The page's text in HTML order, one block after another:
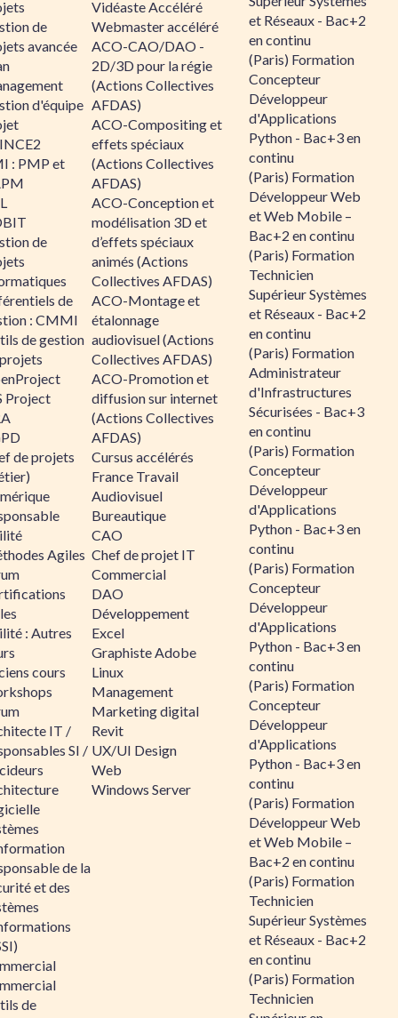
de
avancée
d'équipe
: PMP et
de
de
: CMMI
de gestion
Project
de projets
Agiles
: Autres
cours
IT /
SI /
de la
et des
de
Vidéaste Accéléré
Webmaster accéléré
ACO-CAO/DAO -
2D/3D pour la régie
(Actions Collectives
AFDAS)
ACO-Compositing et
effets spéciaux
(Actions Collectives
AFDAS)
ACO-Conception et
modélisation 3D et
d’effets spéciaux
animés (Actions
Collectives AFDAS)
ACO-Montage et
étalonnage
audiovisuel (Actions
Collectives AFDAS)
ACO-Promotion et
diffusion sur internet
(Actions Collectives
AFDAS)
Cursus accélérés
France Travail
Audiovisuel
Bureautique
CAO
Chef de projet IT
Commercial
DAO
Développement
Excel
Graphiste Adobe
Linux
Management
Marketing digital
Revit
UX/UI Design
Web
Windows Server
et Réseaux - Bac+2
en continu
(Paris) Formation
Concepteur
Développeur
d'Applications
Python - Bac+3 en
continu
(Paris) Formation
Développeur Web
et Web Mobile –
Bac+2 en continu
(Paris) Formation
Technicien
Supérieur Systèmes
et Réseaux - Bac+2
en continu
(Paris) Formation
Administrateur
d'Infrastructures
Sécurisées - Bac+3
en continu
(Paris) Formation
Concepteur
Développeur
d'Applications
Python - Bac+3 en
continu
(Paris) Formation
Concepteur
Développeur
d'Applications
Python - Bac+3 en
continu
(Paris) Formation
Concepteur
Développeur
d'Applications
Python - Bac+3 en
continu
(Paris) Formation
Développeur Web
et Web Mobile –
Bac+2 en continu
(Paris) Formation
Technicien
Supérieur Systèmes
et Réseaux - Bac+2
en continu
(Paris) Formation
Technicien